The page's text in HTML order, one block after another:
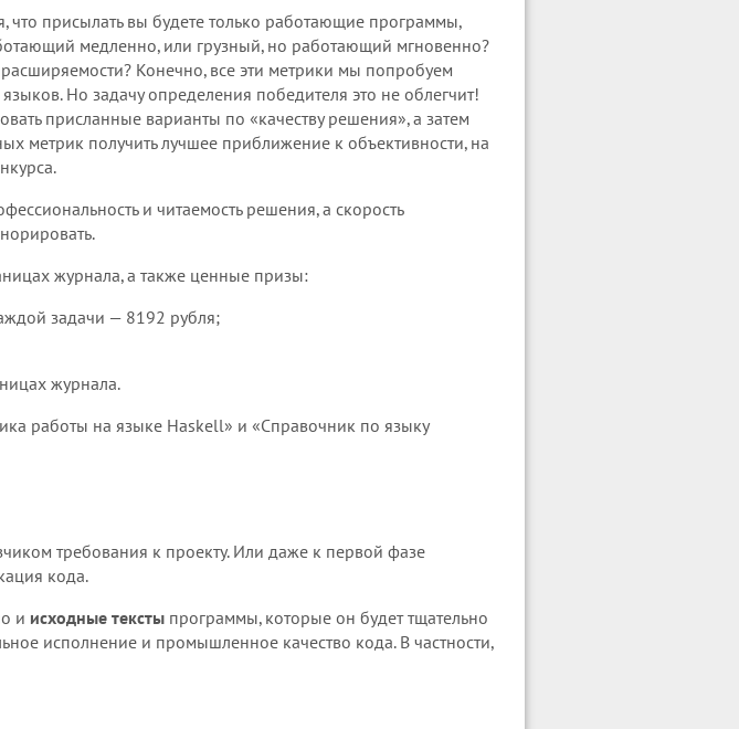
присылать вы будете только работающие программы,
медленно, или грузный, но работающий мгновенно?
Конечно, все эти метрики мы попробуем
Но задачу определения победителя это не облегчит!
присланные варианты по «качеству решения», а затем
метрик получить лучшее приближение к объективности, на
и читаемость решения, а скорость
журнала, а также ценные призы:
задачи — 8192 рубля;
журнала.
работы на языке Haskell» и «Справочник по языку
требования к проекту. Или даже к первой фазе
кода.
и исходные тексты программы, которые он будет тщательно
исполнение и промышленное качество кода. В частности,